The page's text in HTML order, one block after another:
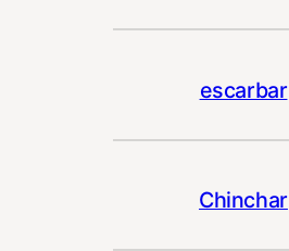
escarbar
Chinchar